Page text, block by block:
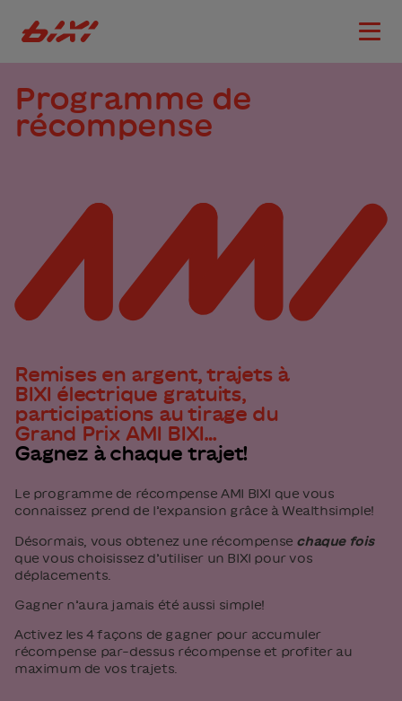
Logo Bixi Montréal
Programme de
récompense
Remises en argent, trajets à
BIXI électrique gratuits,
participations au tirage du
Grand Prix AMI BIXI…
Gagnez à chaque trajet!
Le programme de récompense AMI BIXI que vous
connaissez prend de l’expansion grâce à Wealthsimple!
Désormais, vous obtenez une récompense chaque fois
que vous choisissez d’utiliser un BIXI pour vos
déplacements.
Gagner n’aura jamais été aussi simple!
Activez les 4 façons de gagner pour accumuler
récompense par-dessus récompense et profiter au
maximum de vos trajets.